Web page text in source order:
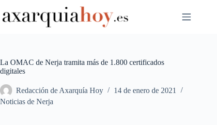
al
contenido
La OMAC de Nerja tramita más de 1.800 certificados
digitales
Redacción de Axarquía Hoy
14 de enero de 2021
Noticias de Nerja